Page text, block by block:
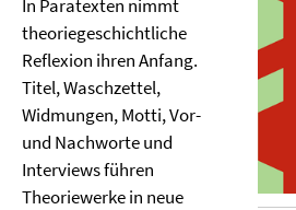
In Paratexten nimmt
theoriegeschichtliche
Reflexion ihren Anfang.
Titel, Waschzettel,
Widmungen, Motti, Vor-
und Nachworte und
Interviews führen
Theoriewerke in neue